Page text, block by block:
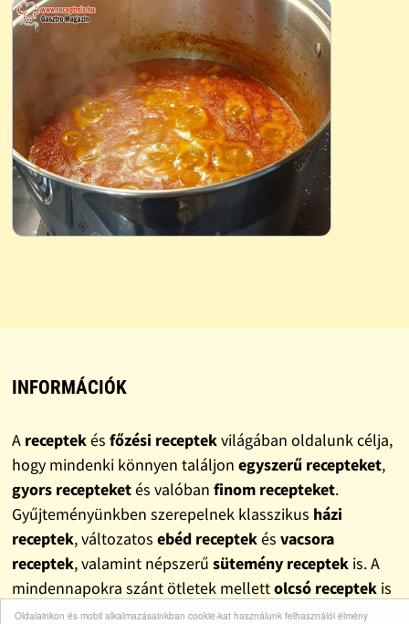
Oldalainkon és mobil alkalmazásainkban cookie-kat használunk felhasználói élmény
INFORMÁCIÓK
A receptekés főzési receptekvilágában oldalunk célja,
hogy mindenki könnyen találjon egyszerű recepteket,
gyors recepteketés valóban finom recepteket.
Gyűjteményünkben szerepelnek klasszikus házi
receptek, változatos ebéd receptekés vacsora
receptek, valamint népszerű sütemény receptekis. A
mindennapokra szánt ötletek mellettolcsó receptekis
helyet kaptak, hogy a főzés ne csak élmény, hanem